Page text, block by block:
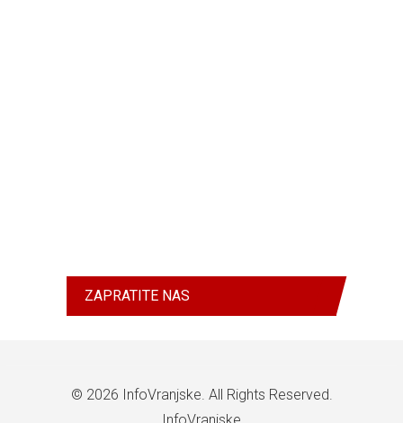
ZAPRATITE NAS
© 2026 InfoVranjske. All Rights Reserved.